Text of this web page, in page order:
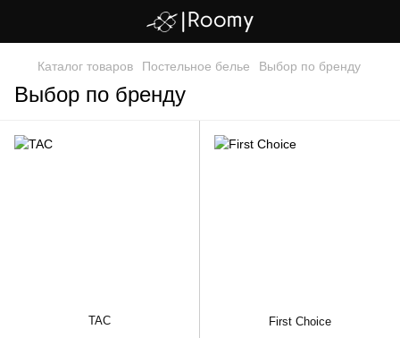
Каталог товаров Постельное белье Выбор по бренду
Выбор по бренду
TAC First Choice